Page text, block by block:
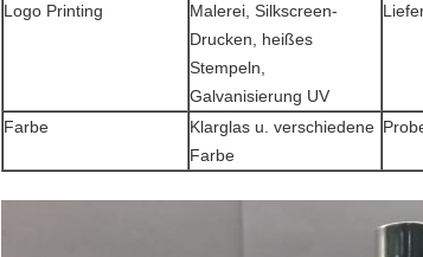
Logo Printing
Malerei, Silkscreen-
Drucken, heißes
Stempeln,
Galvanisierung UV
Farbe
Klarglas u. verschiedene
Farbe